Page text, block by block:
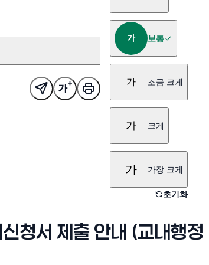
가 보통
가 조금 크게
가 크게
가 가장 크게
초기화
청서 제출 안내 (교내행정